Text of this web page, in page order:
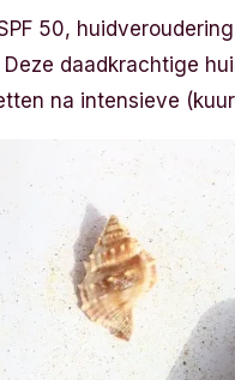
50,
daadkrachtige
na intensieve